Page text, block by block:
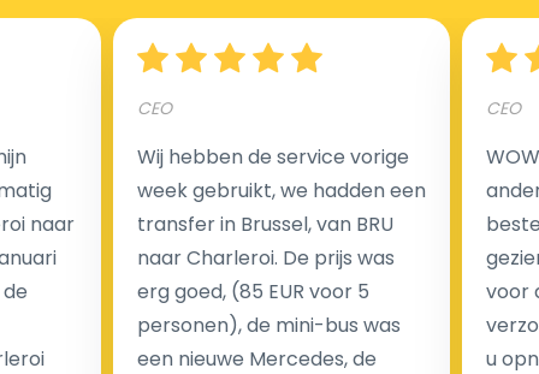
Hoeveel kost een luchthaven taxi transfer?
Een van de meest aantrekkelijke voordelen van
luchthaventaxi's is een vast tarief voor uw rit. In
tegenstelling tot traditionele taxi's met taxameter
brengen wij u geen extra kosten in rekening voor de
nachtrit.
We hebben geen ophaaltarief of extra kosten voor
wachttijd als uw vlucht vertraging heeft.
naar
CEO
Wij hebben de service vorige
week gebruikt, we hadden een
transfer in Brussel, van BRU
naar Charleroi. De prijs was
erg goed, (85 EUR voor 5
personen), de mini-bus was
een nieuwe Mercedes, de
CEO
voor
u